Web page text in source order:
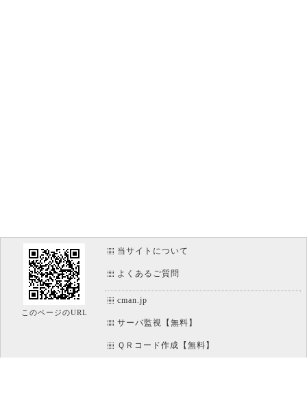
このページのURL
当サイトについて
よくあるご質問
cman.jp
サーバ監視【無料】
ＱＲコード作成【無料】